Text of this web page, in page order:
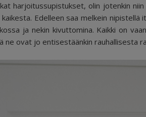
harjoitussupistukset, olin jotenkin
Edelleen saa melkein
ja nekin kivuttomina. Kaikki on
ne ovat jo entisestäänkin rauhallisesta